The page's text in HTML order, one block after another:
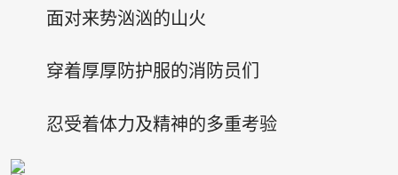
面对来势汹汹的山火
穿着厚厚防护服的消防员们
忍受着体力及精神的多重考验